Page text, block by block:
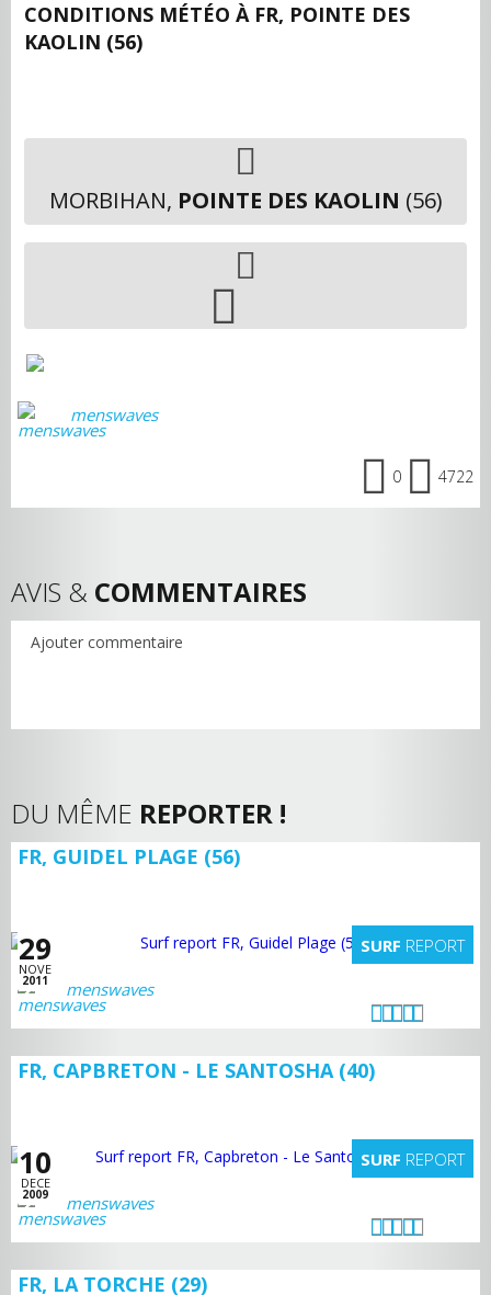
CONDITIONS MÉTÉO À FR, POINTE DES
KAOLIN (56)
MORBIHAN, POINTE DES KAOLIN (56)
menswaves
0 4722
AVIS & COMMENTAIRES
Ajouter commentaire
DU MÊME REPORTER !
FR, GUIDEL PLAGE (56)
29
NOVE
2011
SURF REPORT
menswaves
FR, CAPBRETON - LE SANTOSHA (40)
10
DECE
2009
SURF REPORT
menswaves
FR, LA TORCHE (29)